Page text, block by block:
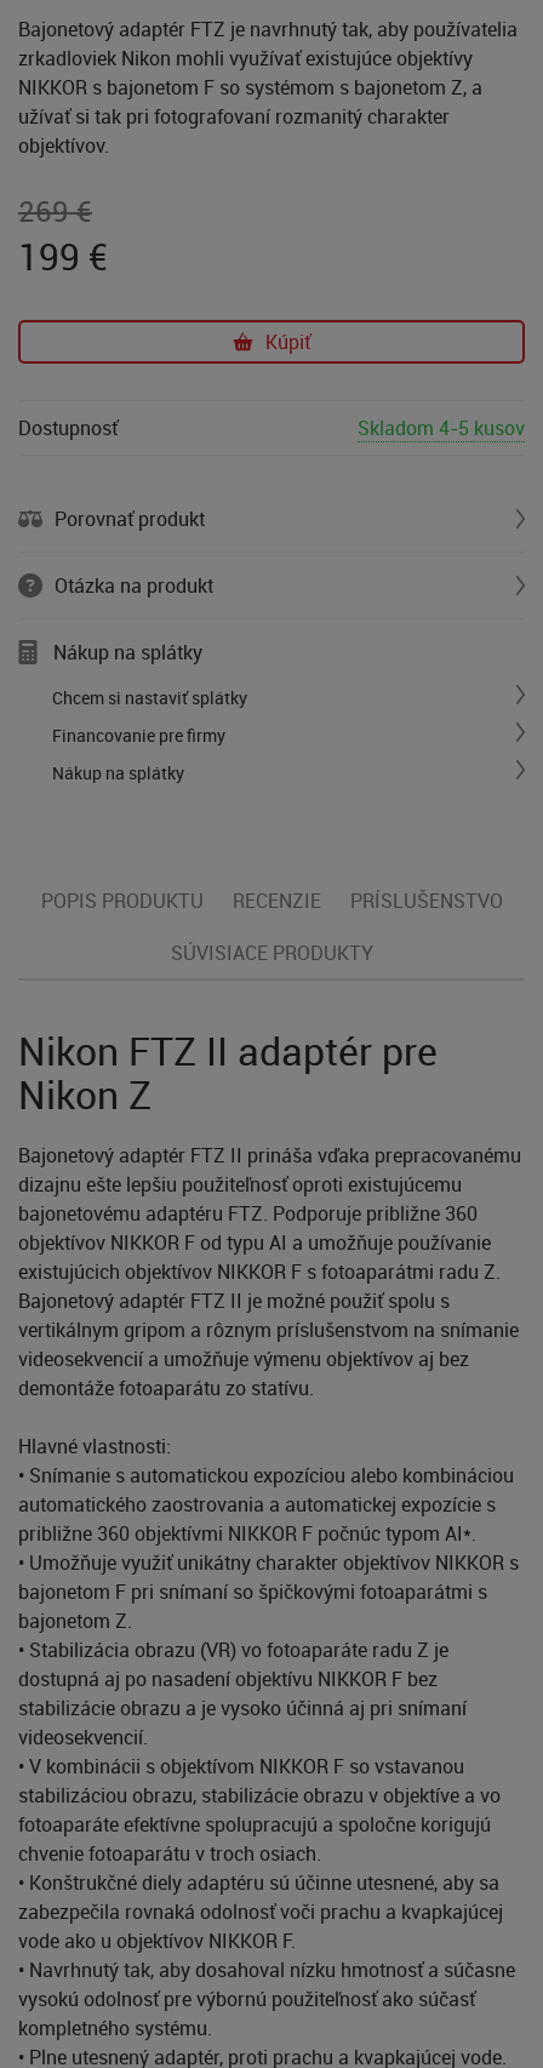
Bajonetový adaptér FTZ je navrhnutý tak, aby používatelia
zrkadloviek Nikon mohli využívať existujúce objektívy
NIKKOR s bajonetom F so systémom s bajonetom Z, a
užívať si tak pri fotografovaní rozmanitý charakter
objektívov.
269 €
199 €
Kúpiť
Dostupnosť Skladom 4-5 kusov
Porovnať produkt
Otázka na produkt
Nákup na splátky
Chcem si nastaviť splátky
Financovanie pre firmy
Nákup na splátky
POPIS PRODUKTU RECENZIE
PRÍSLUŠENSTVO
SÚVISIACE PRODUKTY
Nikon FTZ II adaptér pre
Nikon Z
Bajonetový adaptér FTZ II prináša vďaka prepracovanému
dizajnu ešte lepšiu použiteľnosť oproti existujúcemu
bajonetovému adaptéru FTZ. Podporuje približne 360
objektívov NIKKOR F od typu AI a umožňuje používanie
existujúcich objektívov NIKKOR F s fotoaparátmi radu Z.
Bajonetový adaptér FTZ II je možné použiť spolu s
vertikálnym gripom a rôznym príslušenstvom na snímanie
videosekvencií a umožňuje výmenu objektívov aj bez
demontáže fotoaparátu zo statívu.
Hlavné vlastnosti:
• Snímanie s automatickou expozíciou alebo kombináciou
automatického zaostrovania a automatickej expozície s
približne 360 objektívmi NIKKOR F počnúc typom AI*.
• Umožňuje využiť unikátny charakter objektívov NIKKOR s
bajonetom F pri snímaní so špičkovými fotoaparátmi s
bajonetom Z.
• Stabilizácia obrazu (VR) vo fotoaparáte radu Z je
dostupná aj po nasadení objektívu NIKKOR F bez
stabilizácie obrazu a je vysoko účinná aj pri snímaní
videosekvencií.
• V kombinácii s objektívom NIKKOR F so vstavanou
stabilizáciou obrazu, stabilizácie obrazu v objektíve a vo
fotoaparáte efektívne spolupracujú a spoločne korigujú
chvenie fotoaparátu v troch osiach.
• Konštrukčné diely adaptéru sú účinne utesnené, aby sa
zabezpečila rovnaká odolnosť voči prachu a kvapkajúcej
vode ako u objektívov NIKKOR F.
• Navrhnutý tak, aby dosahoval nízku hmotnosť a súčasne
vysokú odolnosť pre výbornú použiteľnosť ako súčasť
kompletného systému.
• Plne utesnený adaptér, proti prachu a kvapkajúcej vode.